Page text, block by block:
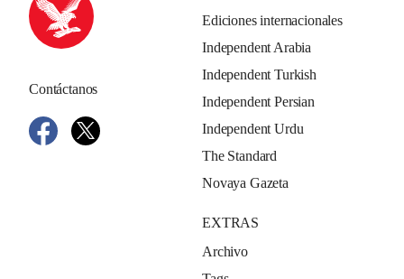
Contáctanos
Ediciones internacionales
Independent Arabia
Independent Turkish
Independent Persian
Independent Urdu
The Standard
Novaya Gazeta
EXTRAS
Archivo